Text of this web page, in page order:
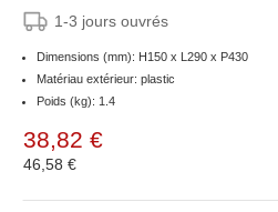
1-3 jours ouvrés
Dimensions (mm): H150 x L290 x P430
Matériau extérieur: plastic
Poids (kg): 1.4
38,82 €
46,58 €